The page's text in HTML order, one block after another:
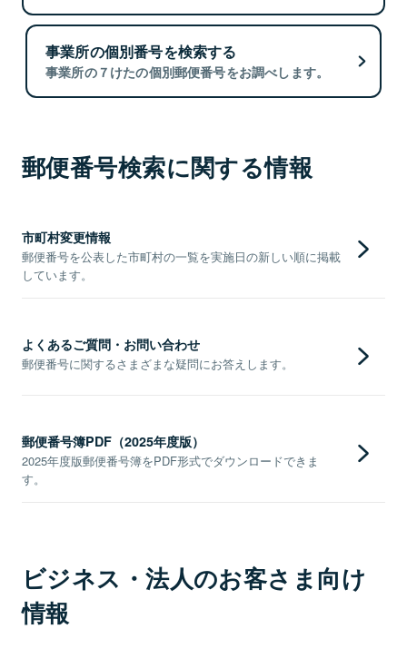
事業所の個別番号を検索する
事業所の７けたの個別郵便番号をお調べします。
郵便番号検索に関する情報
市町村変更情報
郵便番号を公表した市町村の一覧を実施日の新しい順に掲載
しています。
よくあるご質問・お問い合わせ
郵便番号に関するさまざまな疑問にお答えします。
郵便番号簿PDF（2025年度版）
2025年度版郵便番号簿をPDF形式でダウンロードできま
す。
ビジネス・法人のお客さま向け
情報